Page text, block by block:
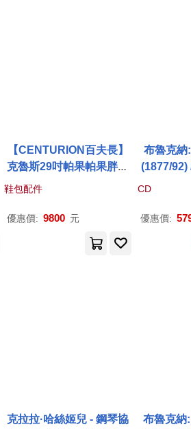
【CENTURION百夫長】
克魯斯29吋帕果帕果胖胖
箱(碳纖維紋路)
鞋包配件
優惠價: 9800 元
布魯克納
(1877/92)
(指揮) / 林
ny No. 2
r),
CD
優惠價:
克拉拉·哈絲姬兒 - 鋼琴協
布魯克納